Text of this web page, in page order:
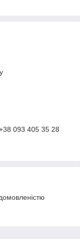
093 405 35 28